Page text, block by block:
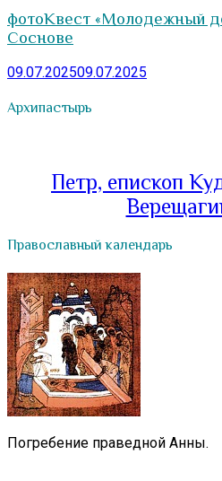
фотоКвест «Молодежный
Соснове
09.07.202509.07.2025
Архипастырь
Петр, епископ
Православный календарь
Погребение праведной Анны.